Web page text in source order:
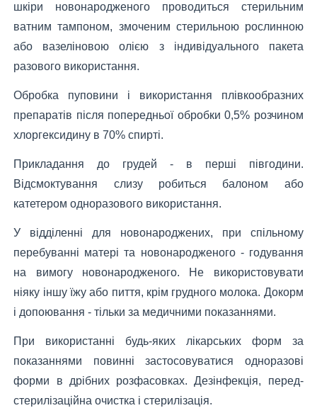
шкіри новонародженого проводиться стерильним
ватним тампоном, змоченим стерильною рослинною
або вазеліновою олією з індивідуального пакета
разового використання.
Обробка пуповини і використання плівкообразних
препаратів після попередньої обробки 0,5% розчином
хлоргексидину в 70% спирті.
Прикладання до грудей - в перші півгодини.
Відсмоктування слизу робиться балоном або
катетером одноразового використання.
У відділенні для новонароджених, при спільному
перебуванні матері та новонародженого - годування
на вимогу новонародженого. Не використовувати
ніяку іншу їжу або пиття, крім грудного молока. Докорм
і допоювання - тільки за медичними показаннями.
При використанні будь-яких лікарських форм за
показаннями повинні застосовуватися одноразові
форми в дрібних розфасовках. Дезінфекція, перед-
стерилізаційна очистка і стерилізація.